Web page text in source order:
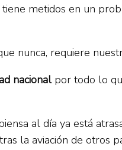
metidos en un
nunca, requiere
nacional por todo lo
al día ya está
la aviación de otros